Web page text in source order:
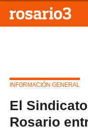
INFORMACIÓN GENERAL
El
Rosario